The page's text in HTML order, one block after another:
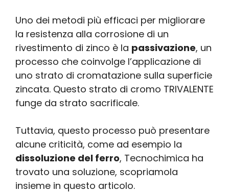
Uno dei metodi più efficaci per migliorare
la resistenza alla corrosione di un
rivestimento di zinco è la passivazione, un
processo che coinvolge l’applicazione di
uno strato di cromatazione sulla superficie
zincata. Questo strato di cromo TRIVALENTE
funge da strato sacrificale.
Tuttavia, questo processo può presentare
alcune criticità, come ad esempio la
dissoluzione del ferro, Tecnochimica ha
trovato una soluzione, scopriamola
insieme in questo articolo.